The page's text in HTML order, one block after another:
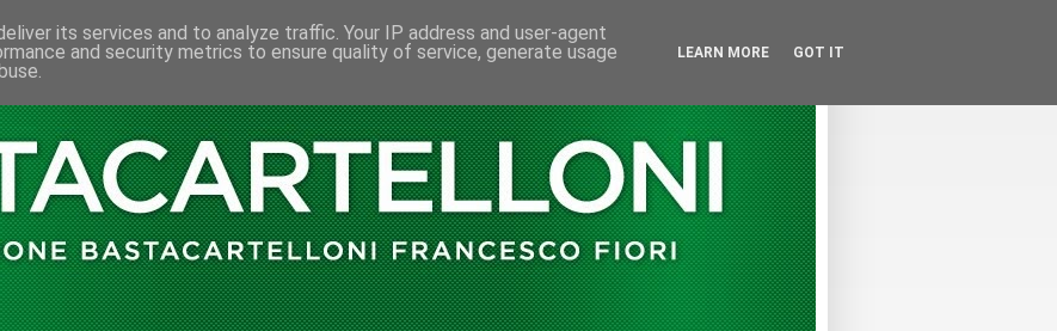
its services and to analyze traffic. Your IP address and user-agent
and security metrics to ensure quality of service, generate usage
LEARN MORE GOT IT